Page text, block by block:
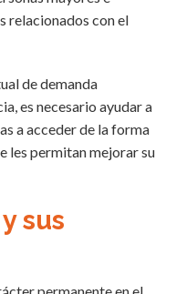
relacionados con el
de demanda
es necesario ayudar a
a acceder de la forma
les permitan mejorar su
sus